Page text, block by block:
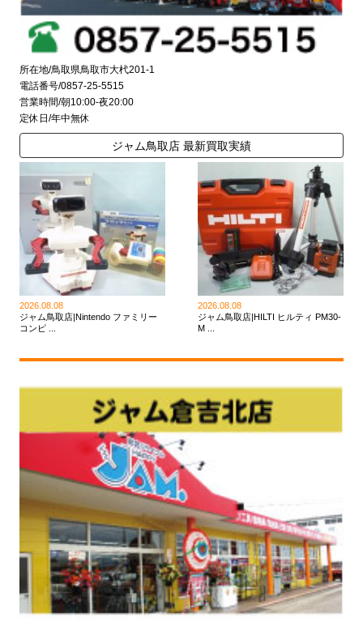
所在地/鳥取県鳥取市大杙201-1
電話番号/0857-25-5515
営業時間/朝10:00-夜20:00
定休日/年中無休
ジャム鳥取店 最新買取実績
2026.08.08
ジャム鳥取店|Nintendo ファミリー
コンピ ...
2026.08.08
ジャム鳥取店|HILTI ヒルティ PM30-
M ...